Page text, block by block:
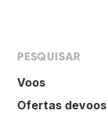
PESQUISAR
Voos
Ofertas devoos